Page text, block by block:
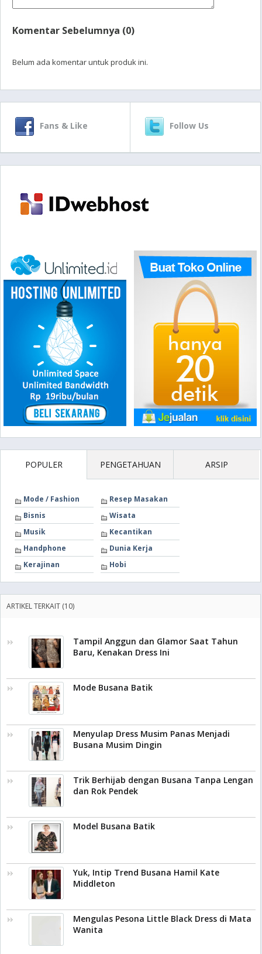
Komentar Sebelumnya (0)
Belum ada komentar untuk produk ini.
Fans & Like Follow Us
POPULER PENGETAHUAN ARSIP
Mode / Fashion
Resep Masakan
Bisnis
Wisata
Musik
Kecantikan
Handphone
Dunia Kerja
Kerajinan
Hobi
ARTIKEL TERKAIT (10)
Tampil Anggun dan Glamor Saat Tahun
Baru, Kenakan Dress Ini
Mode Busana Batik
Menyulap Dress Musim Panas Menjadi
Busana Musim Dingin
Trik Berhijab dengan Busana Tanpa Lengan
dan Rok Pendek
Model Busana Batik
Yuk, Intip Trend Busana Hamil Kate
Middleton
Mengulas Pesona Little Black Dress di Mata
Wanita